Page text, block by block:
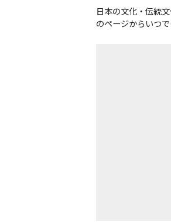
日本の文化・伝統
のページからいつ